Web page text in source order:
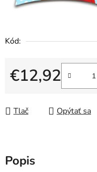
Kód:
€12,92
Jednotková cena:
Tlač Opýtať sa
Popis